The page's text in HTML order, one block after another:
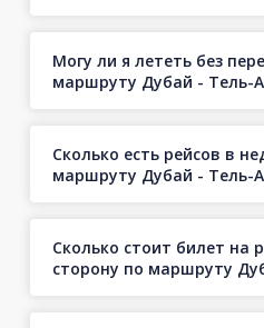
Могу ли я лететь без
маршруту Дубай - Тель-
Сколько есть рейсов в
маршруту Дубай - Тель-
Сколько стоит билет на
сторону по маршруту